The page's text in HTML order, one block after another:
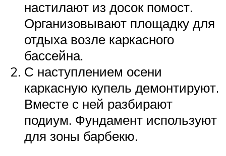
настилают из досок помост.
Организовывают площадку для
отдыха возле каркасного
бассейна.
С наступлением осени
каркасную купель демонтируют.
Вместе с ней разбирают
подиум. Фундамент используют
для зоны барбекю.